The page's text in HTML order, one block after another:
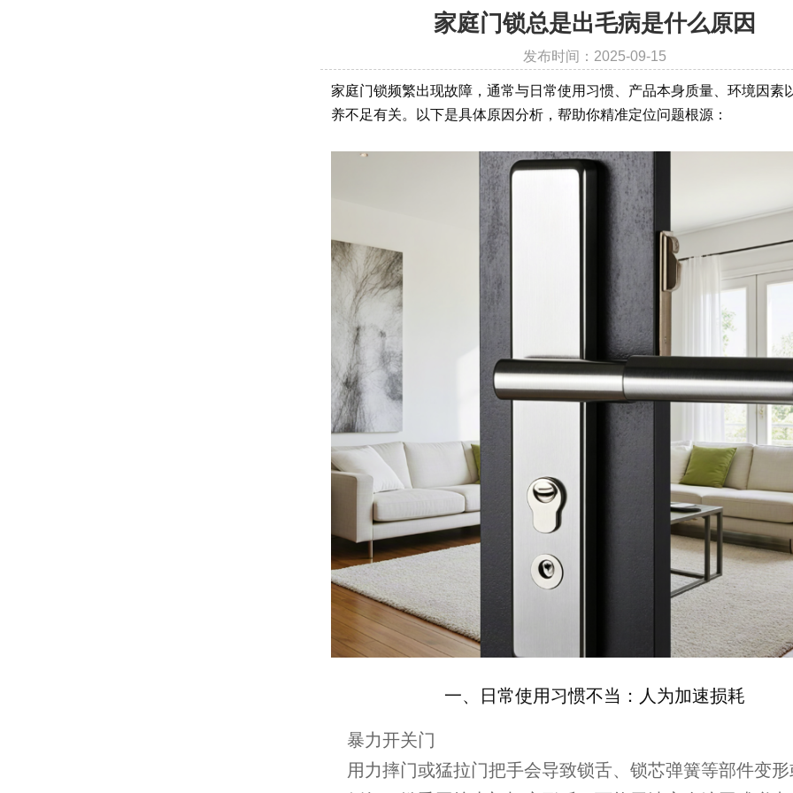
家庭门锁总是出毛病是什么原因
发布时间：2025-09-15
家庭门锁频繁出现故障，通常与日常使用习惯、产品本身质量、环境因素
养不足有关。以下是具体原因分析，帮助你精准定位问题根源：
一、日常使用习惯不当：人为加速损耗
暴力开关门
用力摔门或猛拉门把手会导致锁舌、锁芯弹簧等部件变